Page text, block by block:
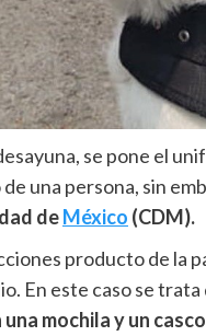
se pone el
una persona, sin
deMéxico (CDM).
producto de la
En este caso se
una mochila y un